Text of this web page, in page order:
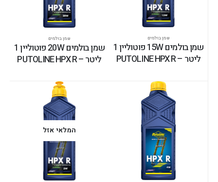
שמן בולמים
שמן בולמים 15W פוטוליין 1
ליטר – PUTOLINE HPX R
שמן בולמים
שמן בולמים 20W פוטוליין 1
ליטר – PUTOLINE HPX R
המלאי אזל